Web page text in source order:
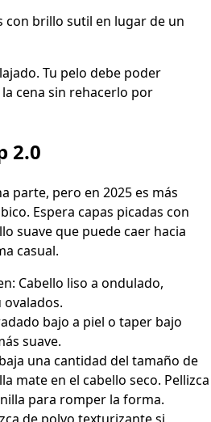
con brillo sutil en lugar de un
Tu pelo debe poder
cena sin rehacerlo por
2.0
parte, pero en 2025 es más
Espera capas picadas con
suave que puede caer hacia
casual.
Cabello liso a ondulado,
bajo a piel o taper bajo
suave.
una cantidad del tamaño de
mate en el cabello seco. Pellizca
para romper la forma.